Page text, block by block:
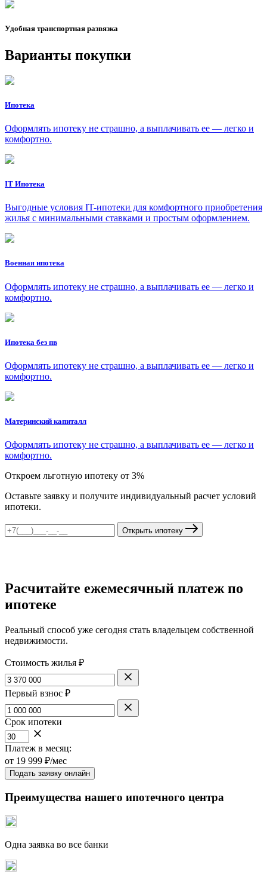
Удобная транспортная развязка
Варианты покупки
Ипотека
Оформлять ипотеку не страшно, а выплачивать ее — легко и
комфортно.
IT Ипотека
Выгодные условия IT-ипотеки для комфортного приобретения
жилья с минимальными ставками и простым оформлением.
Военная ипотека
Оформлять ипотеку не страшно, а выплачивать ее — легко и
комфортно.
Ипотека без пв
Оформлять ипотеку не страшно, а выплачивать ее — легко и
комфортно.
Материнский капиталл
Оформлять ипотеку не страшно, а выплачивать ее — легко и
комфортно.
Откроем льготную ипотеку от 3%
Оставьте заявку и получите индивидуальный расчет условий
ипотеки.
Открыть ипотеку
Расчитайте ежемесячный платеж по
ипотеке
Реальный способ уже сегодня стать владельцем собственной
недвижимости.
Стоимость жилья ₽
Первый взнос ₽
Срок ипотеки
Платеж в месяц:
от 19 999 ₽/мес
Подать заявку онлайн
Преимущества нашего ипотечного центра
Одна заявка во все банки